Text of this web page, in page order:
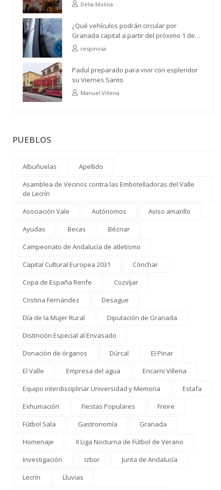
Delia Molina
¿Qué vehículos podrán circular por
Granada capital a partir del próximo 1 de
abril?respinosa
Padul preparado para vivir con esplendor
su Viernes Santo
Manuel Villena
PUEBLOS
Albuñuelas
Apellido
Asamblea de Vecinos contra las Embotelladoras del Valle
de Lecrín
Asociación Vale
Autónomos
Aviso amarillo
Ayudas
Becas
Béznar
Campeonato de Andalucía de atletismo
Capital Cultural Europea 2031
Cónchar
Copa de España Renfe
Cozvíjar
Cristina Fernández
Desague
Día de la Mujer Rural
Diputación de Granada
Distinción Especial al Envasado
Donaciòn de órganos
Dúrcal
El Pinar
El Valle
Empresa del agua
Encarni Villena
Equipo interdisciplinar Universidad y Memoria
Estafa
Exhumación
Fiestas Populares
Freire
Fútbol Sala
Gastronomía
Granada
Homenaje
II Liga Nocturna de Fútbol de Verano
Investigación
Izbor
Junta de Andalucía
Lecrín
Lluvias